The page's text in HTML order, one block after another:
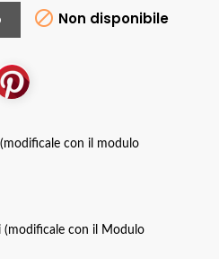
 Non disponibile
con il modulo
(modificale con il Modulo